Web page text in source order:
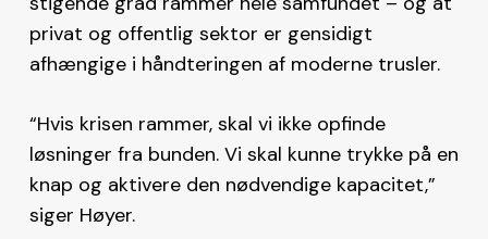
privat og offentlig sektor er gensidigt
afhængige i håndteringen af moderne trusler.
“Hvis krisen rammer, skal vi ikke opfinde
løsninger fra bunden. Vi skal kunne trykke på en
knap og aktivere den nødvendige kapacitet,”
siger Høyer.